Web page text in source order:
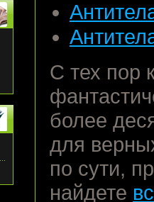
С тех пор
более
для
по сути,
найдете